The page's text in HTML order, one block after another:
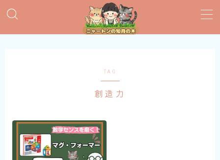
MENU
おうち英語
知育おもちゃ
TAG
創造力